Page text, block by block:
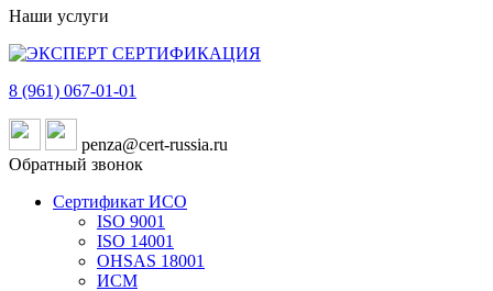
Наши услуги
8 (961) 067-01-01
penza@cert-russia.ru
Обратный звонок
Сертификат ИСО
ISO 9001
ISO 14001
OHSAS 18001
ИСМ